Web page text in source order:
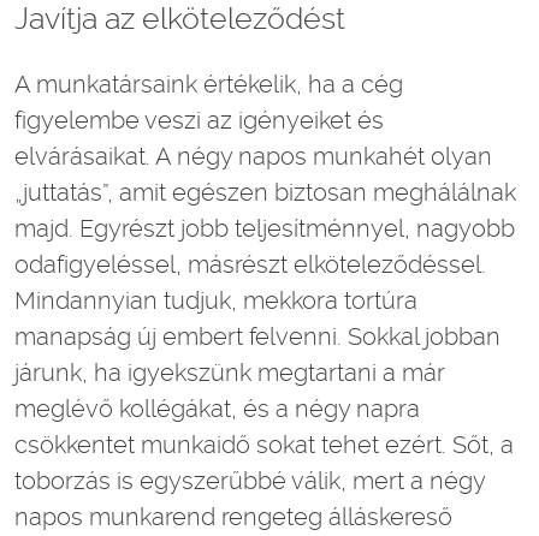
Javítja az elköteleződést
A munkatársaink értékelik, ha a cég
figyelembe veszi az igényeiket és
elvárásaikat. A négy napos munkahét olyan
„juttatás”, amit egészen biztosan meghálálnak
majd. Egyrészt jobb teljesítménnyel, nagyobb
odafigyeléssel, másrészt elköteleződéssel.
Mindannyian tudjuk, mekkora tortúra
manapság új embert felvenni. Sokkal jobban
járunk, ha igyekszünk megtartani a már
meglévő kollégákat, és a négy napra
csökkentet munkaidő sokat tehet ezért. Sőt, a
toborzás is egyszerűbbé válik, mert a négy
napos munkarend rengeteg álláskereső